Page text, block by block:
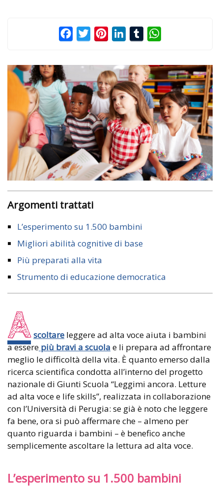
FacebookTwitterPinterestLinkedInTumblr
Argomenti trattati
L’esperimento su 1.500 bambini
Migliori abilità cognitive di base
Più preparati alla vita
Strumento di educazione democratica
A scoltare leggere ad alta voce aiuta i bambini
a essere più bravi a scuola e li prepara ad affrontare
meglio le difficoltà della vita. È quanto emerso dalla
ricerca scientifica condotta all’interno del progetto
nazionale di Giunti Scuola “Leggimi ancora. Letture
ad alta voce e life skills”, realizzata in collaborazione
con l’Università di Perugia: se già è noto che leggere
fa bene, ora si può affermare che – almeno per
quanto riguarda i bambini – è benefico anche
semplicemente ascoltare la lettura ad alta voce.
L’esperimento su 1.500 bambini